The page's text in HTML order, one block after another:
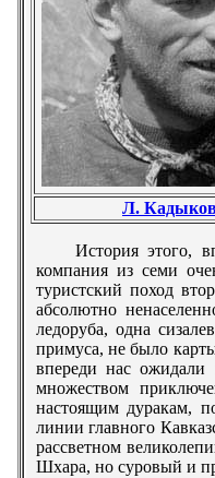
Л. Кадыков
История этого,
компания из семи
туристский поход
абсолютно
ледоруба, одна
примуса, не было
впереди нас
множеством
настоящим дуракам,
линии главного
рассветном
Шхара, но суровый и